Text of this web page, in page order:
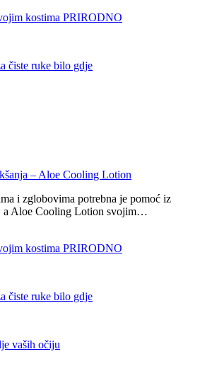
kostima PRIRODNO
čiste ruke bilo gdje
– Aloe Cooling Lotion
i zglobovima potrebna je pomoć iz
a Aloe Cooling Lotion svojim…
kostima PRIRODNO
čiste ruke bilo gdje
vaših očiju